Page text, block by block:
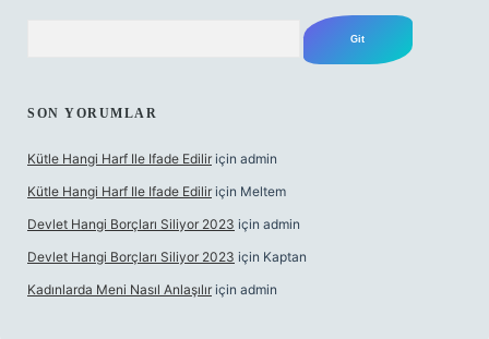
SON YORUMLAR
Kütle Hangi Harf Ile Ifade Edilir için admin
Kütle Hangi Harf Ile Ifade Edilir için Meltem
Devlet Hangi Borçları Siliyor 2023 için admin
Devlet Hangi Borçları Siliyor 2023 için Kaptan
Kadınlarda Meni Nasıl Anlaşılır için admin